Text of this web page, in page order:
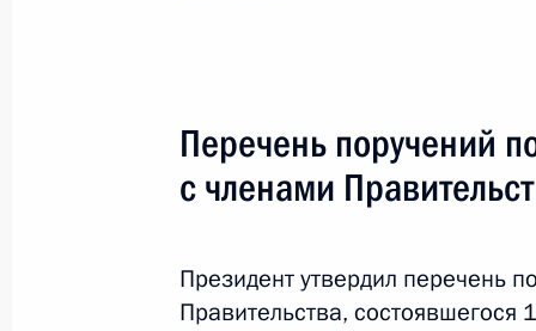
Все поручения
Перечень поручений
с членами
Президент утвердил перечень
Правительства,